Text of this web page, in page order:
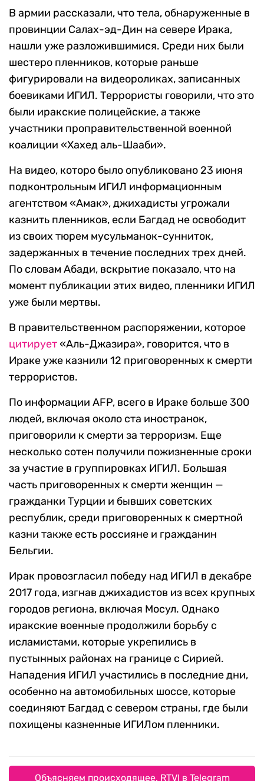
В армии рассказали, что тела, обнаруженные в
провинции Салах-эд-Дин на севере Ирака,
нашли уже разложившимися. Среди них были
шестеро пленников, которые раньше
фигурировали на видеороликах, записанных
боевиками ИГИЛ. Террористы говорили, что это
были иракские полицейские, а также
участники проправительственной военной
коалиции «Хахед аль-Шааби».
На видео, которо было опубликовано 23 июня
подконтрольным ИГИЛ информационным
агентством «Амак», джихадисты угрожали
казнить пленников, если Багдад не освободит
из своих тюрем мусульманок-сунниток,
задержанных в течение последних трех дней.
По словам Абади, вскрытие показало, что на
момент публикации этих видео, пленники ИГИЛ
уже были мертвы.
В правительственном распоряжении, которое
цитирует«Аль-Джазира», говорится, что в
Ираке уже казнили 12 приговоренных к смерти
террористов.
По информации AFP, всего в Ираке больше 300
людей, включая около ста иностранок,
приговорили к смерти за терроризм. Еще
несколько сотен получили пожизненные сроки
за участие в группировках ИГИЛ. Большая
часть приговоренных к смерти женщин —
гражданки Турции и бывших советских
республик, среди приговоренных к смертной
казни также есть россияне и гражданин
Бельгии.
Ирак провозгласил победу над ИГИЛ в декабре
2017 года, изгнав джихадистов из всех крупных
городов региона, включая Мосул. Однако
иракские военные продолжили борьбу с
исламистами, которые укрепились в
пустынных районах на границе с Сирией.
Нападения ИГИЛ участились в последние дни,
особенно на автомобильных шоссе, которые
соединяют Багдад с севером страны, где были
похищены казненные ИГИЛом пленники.
Объясняем происходящее. RTVI в Telegram